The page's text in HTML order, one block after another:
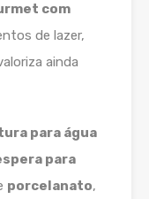
com
de lazer,
ainda
para água
para
porcelanato,